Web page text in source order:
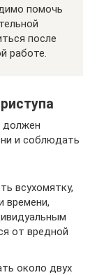
помочь
после
работе.
должен
и соблюдать
всухомятку,
времени,
от вредной
около двух